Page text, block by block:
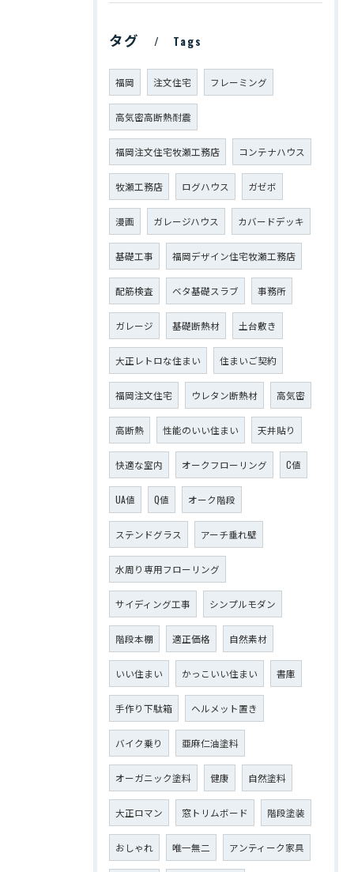
タグ Tags
福岡 注文住宅 フレーミング
高気密高断熱耐震
福岡注文住宅牧瀬工務店 コンテナハウス
牧瀬工務店 ログハウス ガゼボ
漫画 ガレージハウス カバードデッキ
基礎工事 福岡デザイン住宅牧瀬工務店
配筋検査 ベタ基礎スラブ 事務所
ガレージ 基礎断熱材 土台敷き
大正レトロな住まい 住まいご契約
福岡注文住宅 ウレタン断熱材 高気密
高断熱 性能のいい住まい 天井貼り
快適な室内 オークフローリング C値
UA値 Q値 オーク階段
ステンドグラス アーチ垂れ壁
水周り専用フローリング
サイディング工事 シンプルモダン
階段本棚 適正価格 自然素材
いい住まい かっこいい住まい 書庫
手作り下駄箱 ヘルメット置き
バイク乗り 亜麻仁油塗料
オーガニック塗料 健康 自然塗料
大正ロマン 窓トリムボード 階段塗装
おしゃれ 唯一無二 アンティーク家具